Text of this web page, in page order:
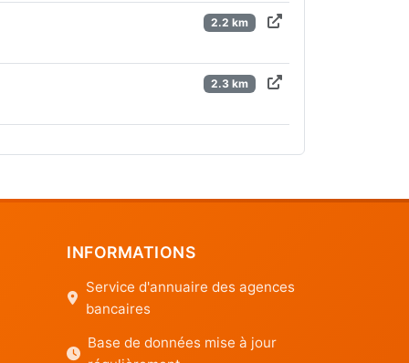
2.2 km
2.3 km
INFORMATIONS
Service d'annuaire des agences
bancaires
Base de données mise à jour